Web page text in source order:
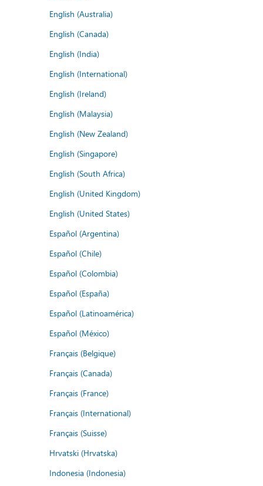
English (Australia)
English (Canada)
English (India)
English (International)
English (Ireland)
English (Malaysia)
English (New Zealand)
English (Singapore)
English (South Africa)
English (United Kingdom)
English (United States)
Español (Argentina)
Español (Chile)
Español (Colombia)
Español (España)
Español (Latinoamérica)
Español (México)
Français (Belgique)
Français (Canada)
Français (France)
Français (International)
Français (Suisse)
Hrvatski (Hrvatska)
Indonesia (Indonesia)